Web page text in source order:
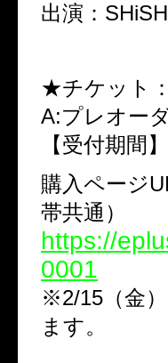
出演：
★チケット：
A:プレオー
【受付期間
購入ページ
帯共通）
https://
0001
※2/15（金
ます。